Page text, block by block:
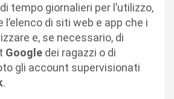
tempo giornalieri per l’utilizzo,
l’elenco di siti web e app che i
e, se necessario, di
Google dei ragazzi o di
gli account supervisionati
.